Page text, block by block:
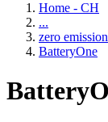
Home - CH
...
zero emission
BatteryOne